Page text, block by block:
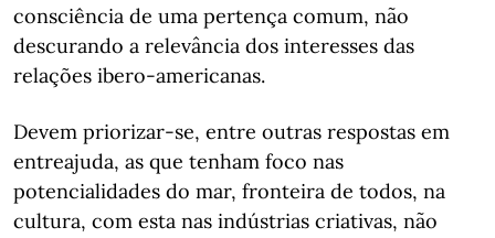
consciência de uma pertença comum, não
descurando a relevância dos interesses das
relações ibero-americanas.
Devem priorizar-se, entre outras respostas em
entreajuda, as que tenham foco nas
potencialidades do mar, fronteira de todos, na
cultura, com esta nas indústrias criativas, não